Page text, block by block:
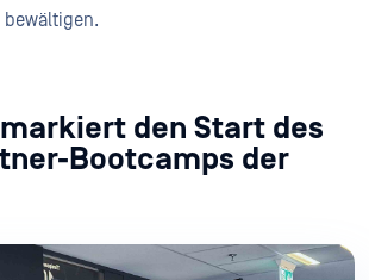
bewältigen.
den Start des
Bootcamps der